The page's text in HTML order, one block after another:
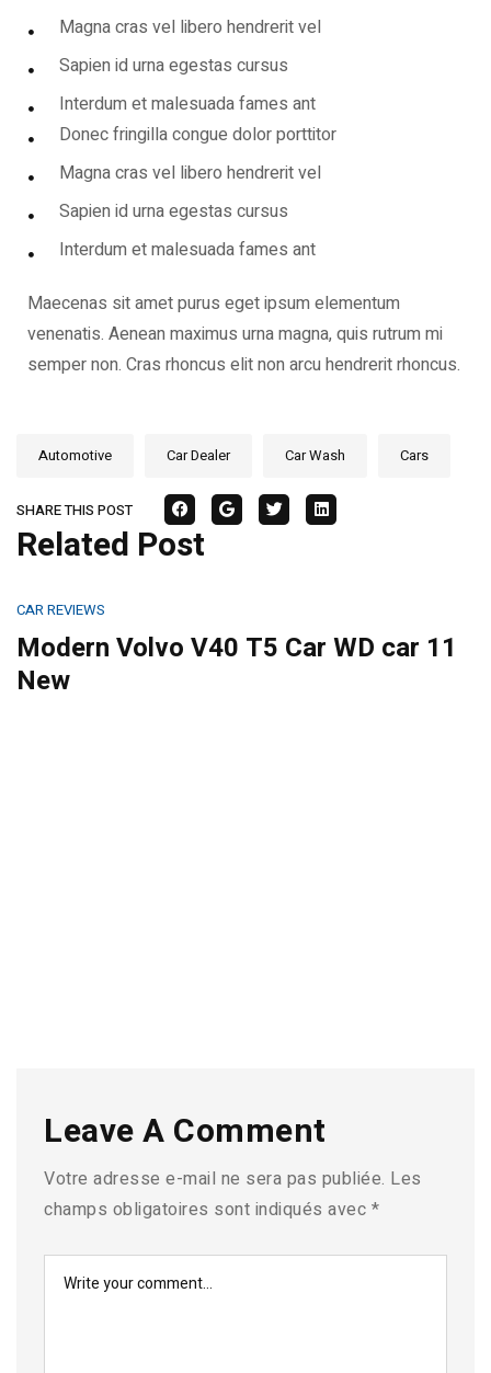
Magna cras vel libero hendrerit vel
Sapien id urna egestas cursus
Interdum et malesuada fames ant
Donec fringilla congue dolor porttitor
Magna cras vel libero hendrerit vel
Sapien id urna egestas cursus
Interdum et malesuada fames ant
Maecenas sit amet purus eget ipsum elementum
venenatis. Aenean maximus urna magna, quis rutrum mi
semper non. Cras rhoncus elit non arcu hendrerit rhoncus.
Automotive Car Dealer Car Wash Cars
SHARE THIS POST
Related Post
CAR REVIEWS
Modern Volvo V40 T5 Car WD car 11
New
Leave A Comment
Votre adresse e-mail ne sera pas publiée. Les
champs obligatoires sont indiqués avec *